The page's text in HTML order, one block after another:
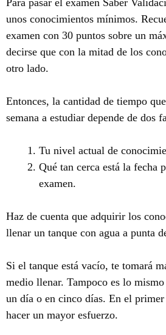
Para pasar el examen Saber
unos conocimientos mínimos.
examen con 30 puntos sobre un
decirse que con la mitad de los
otro lado.
Entonces, la cantidad de tiempo
semana a estudiar depende de dos
Tu nivel actual de
Qué tan cerca está la fecha
examen.
Haz de cuenta que adquirir los
llenar un tanque con agua a punta
Si el tanque está vacío, te tomará
medio llenar. Tampoco es lo
un día o en cinco días. En el primer
hacer un mayor esfuerzo.